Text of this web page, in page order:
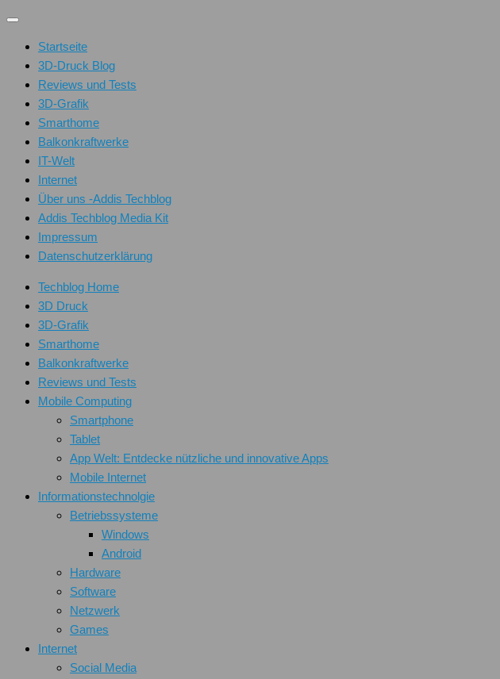
Unter
Inhalt
Startseite
3D-Druck Blog
Reviews und Tests
3D-Grafik
Smarthome
Balkonkraftwerke
IT-Welt
Internet
Über uns -Addis Techblog
Addis Techblog Media Kit
Impressum
Datenschutzerklärung
Techblog Home
3D Druck
3D-Grafik
Smarthome
Balkonkraftwerke
Reviews und Tests
Mobile Computing
Smartphone
Tablet
App Welt: Entdecke nützliche und innovative Apps
Mobile Internet
Informationstechnolgie
Betriebssysteme
Windows
Android
Hardware
Software
Netzwerk
Games
Internet
Social Media